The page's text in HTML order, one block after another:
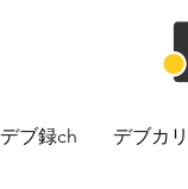
デブ録ch デブカ